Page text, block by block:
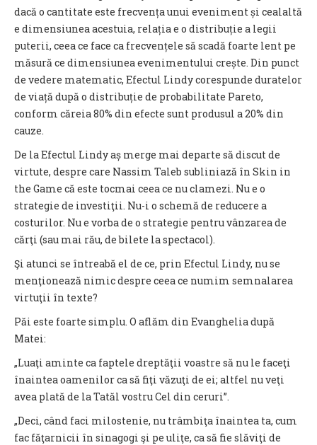
dacă o cantitate este frecvența unui eveniment și cealaltă
e dimensiunea acestuia, relația e o distribuție a legii
puterii, ceea ce face ca frecvențele să scadă foarte lent pe
măsură ce dimensiunea evenimentului crește. Din punct
de vedere matematic, Efectul Lindy corespunde duratelor
de viață după o distribuție de probabilitate Pareto,
conform căreia 80% din efecte sunt produsul a 20% din
cauze.
De la Efectul Lindy aș merge mai departe să discut de
virtute, despre care Nassim Taleb subliniază în Skin in
the Game că este tocmai ceea ce nu clamezi. Nu e o
strategie de investiţii. Nu-i o schemă de reducere a
costurilor. Nu e vorba de o strategie pentru vânzarea de
cărţi (sau mai rău, de bilete la spectacol).
Şi atunci se întreabă el de ce, prin Efectul Lindy, nu se
menţionează nimic despre ceea ce numim semnalarea
virtuţii în texte?
Păi este foarte simplu. O aflăm din Evanghelia după
Matei:
„Luaţi aminte ca faptele dreptăţii voastre să nu le faceţi
înaintea oamenilor ca să fiţi văzuţi de ei; altfel nu veţi
avea plată de la Tatăl vostru Cel din ceruri”.
„Deci, când faci milostenie, nu trâmbiţa înaintea ta, cum
fac făţarnicii în sinagogi şi pe uliţe, ca să fie slăviţi de